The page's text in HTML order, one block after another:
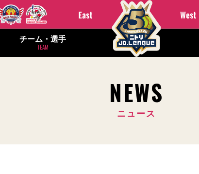
チーム・選手
TEAM
NEWS
ニュース